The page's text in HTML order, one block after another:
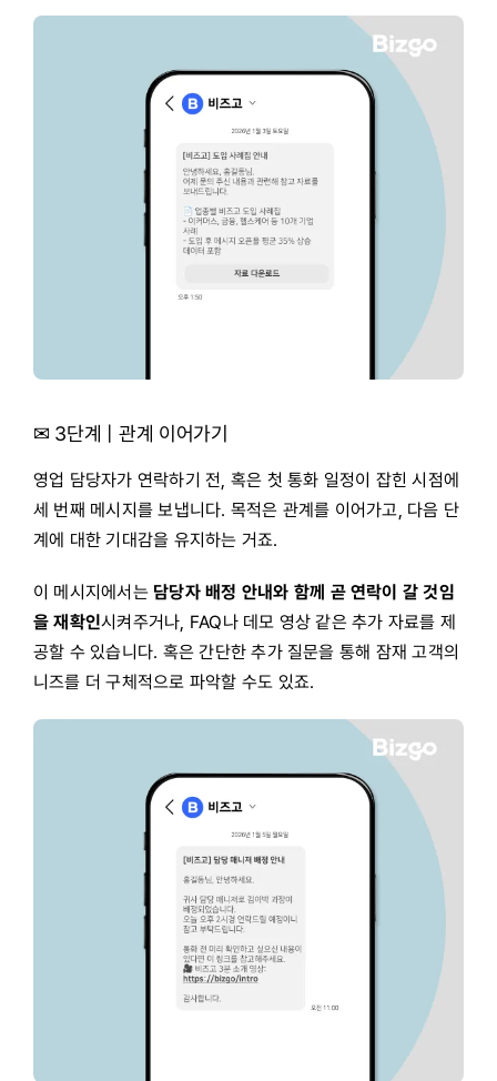
✉ 3단계 | 관계 이어가기
영업 담당자가 연락하기 전, 혹은 첫 통화 일정이 잡힌 시점에
세 번째 메시지를 보냅니다. 목적은 관계를 이어가고, 다음 단
계에 대한 기대감을 유지하는 거죠.
이 메시지에서는 담당자 배정 안내와 함께 곧 연락이 갈 것임
을 재확인시켜주거나, FAQ나 데모 영상 같은 추가 자료를 제
공할 수 있습니다. 혹은 간단한 추가 질문을 통해 잠재 고객의
니즈를 더 구체적으로 파악할 수도 있죠.